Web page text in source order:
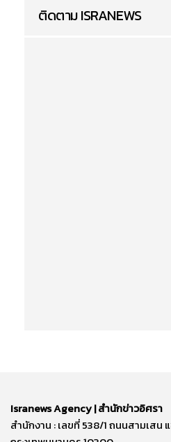
ติดตาม ISRANEWS
Isranews Agency | สำนักข่าวอิศรา
สำนักงาน : เลขที่ 538/1 ถนนสามเส